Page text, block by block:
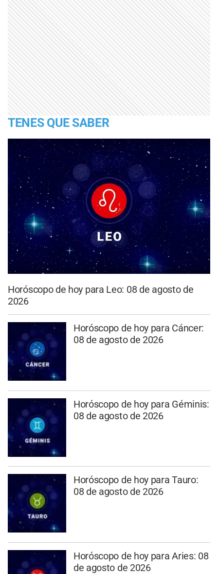
TENES QUE SABER
Horóscopo de hoy para Leo: 08 de agosto de
2026
Horóscopo de hoy para Cáncer:
08 de agosto de 2026
Horóscopo de hoy para Géminis:
08 de agosto de 2026
Horóscopo de hoy para Tauro:
08 de agosto de 2026
Horóscopo de hoy para Aries: 08
de agosto de 2026